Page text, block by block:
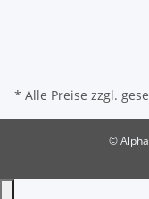
* Alle Preise zzgl.
©